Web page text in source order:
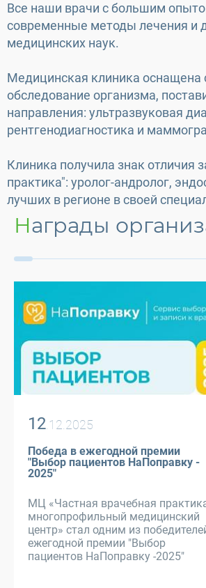
Все наши врачи с большим
современные методы лечения и
медицинских наук.
Медицинская клиника
обследование организма,
направления: ультразвуковая
рентгенодиагностика и
Клиника получила знак отличия
практика": уролог-андролог,
лучших в регионе в своей
Награды
12 .12.2025
Победа в ежегодной премии
"Выбор пациентов НаПоправку -
2025"
МЦ «Частная врачебная
многопрофильный медицинский
центр» стал одним из
ежегодной премии "Выбор
пациентов НаПоправку -2025"